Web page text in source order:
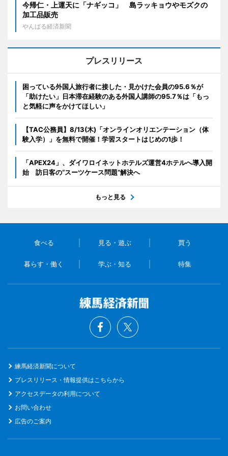
今帰仁・上運天に「ナギッコ」 島ラッキョウやモズクの
加工品販売
やんばる経済新聞
プレスリリース
困っている外国人旅行者に接した・見かけた会員の95.6％が
「助けたい」日本滞在経験のある外国人講師の95.7％は「もっ
と気軽に声をかけてほしい」
【TAC公務員】8/13(木)「オンラインオリエンテーション（体
験入学）」を無料で開催！学習スタートはじめの1歩！
「APEX24」、ダイワロイネットホテルズ運営4ホテルへ導入開
始 訪日客の“スーツケース問題”解決へ
もっと見る
食べる 見る・遊ぶ 買う
暮らす・働く 学ぶ・知る 特集
練馬経済新聞について
プレスリリース・情報提供はこちらから
アクセスデータの利用について
お問い合わせ
広告のご案内